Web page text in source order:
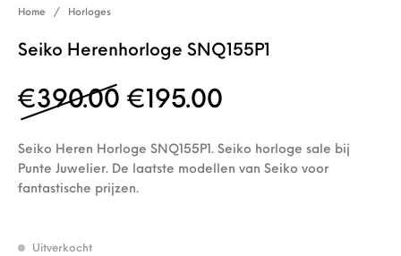
Home / Horloges
Seiko Herenhorloge SNQ155P1
€390.00 Oorspronkelijke prijs
€ 195.00
Seiko Heren Horloge SNQ155P1. Seiko horloge sale bij
Punte Juwelier. De laatste modellen van Seiko voor
fantastische prijzen.
Uitverkocht